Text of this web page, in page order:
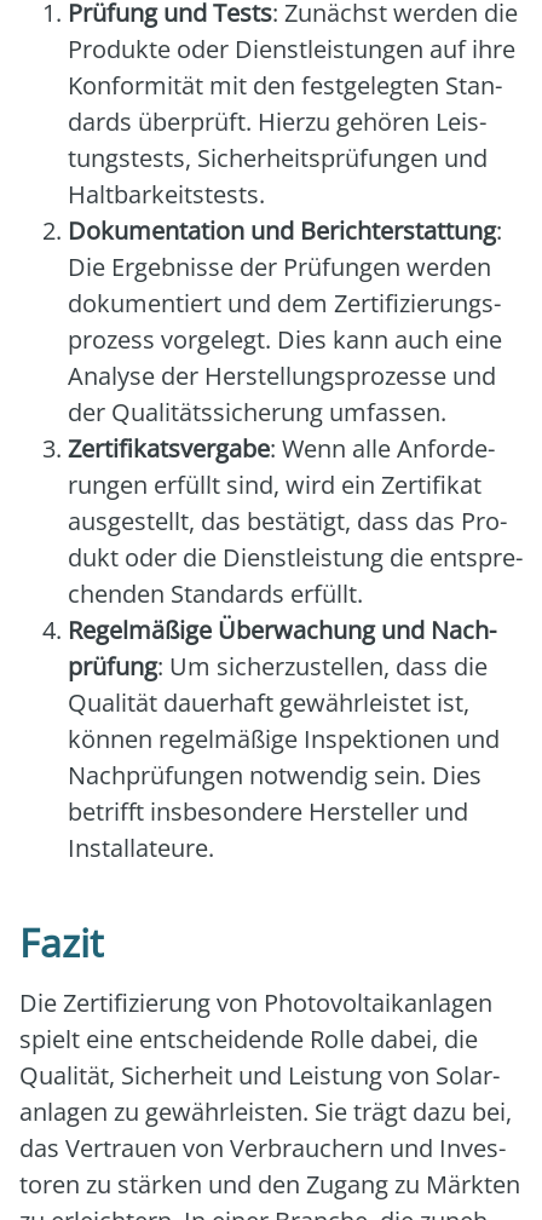
Prü­fung und Tests: Zunächst wer­den die
Pro­duk­te oder Dienst­leis­tun­gen auf ihre
Kon­for­mi­tät mit den fest­ge­leg­ten Stan­
dards über­prüft. Hier­zu gehö­ren Leis­
tungs­tests, Sicher­heits­prü­fun­gen und
Halt­bar­keits­tests.
Doku­men­ta­ti­on und Bericht­erstat­tung:
Die Ergeb­nis­se der Prü­fun­gen wer­den
doku­men­tiert und dem Zer­ti­fi­zie­rungs­
pro­zess vor­ge­legt. Dies kann auch eine
Ana­ly­se der Her­stel­lungs­pro­zes­se und
der Qua­li­täts­si­che­rung umfas­sen.
Zer­ti­fi­kats­ver­ga­be: Wenn alle Anfor­de­
run­gen erfüllt sind, wird ein Zer­ti­fi­kat
aus­ge­stellt, das bestä­tigt, dass das Pro­
dukt oder die Dienst­leis­tung die ent­spre­
chen­den Stan­dards erfüllt.
Regel­mä­ßi­ge Über­wa­chung und Nach­
prü­fung: Um sicher­zu­stel­len, dass die
Qua­li­tät dau­er­haft gewähr­leis­tet ist,
kön­nen regel­mä­ßi­ge Inspek­tio­nen und
Nach­prü­fun­gen not­wen­dig sein. Dies
betrifft ins­be­son­de­re Her­stel­ler und
Instal­la­teu­re.
Fazit
Die Zer­ti­fi­zie­rung von Pho­to­vol­ta­ik­an­la­gen
spielt eine ent­schei­den­de Rol­le dabei, die
Qua­li­tät, Sicher­heit und Leis­tung von Solar­
an­la­gen zu gewähr­leis­ten. Sie trägt dazu bei,
das Ver­trau­en von Ver­brau­chern und Inves­
to­ren zu stär­ken und den Zugang zu Märk­ten